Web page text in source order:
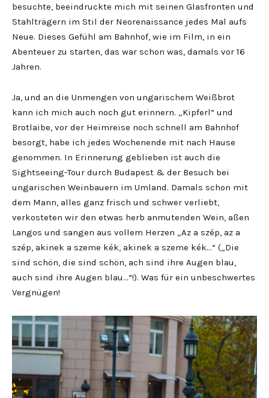
besuchte, beeindruckte mich mit seinen Glasfronten und
Stahlträgern im Stil der Neorenaissance jedes Mal aufs
Neue. Dieses Gefühl am Bahnhof, wie im Film, in ein
Abenteuer zu starten, das war schon was, damals vor 16
Jahren.
Ja, und an die Unmengen von ungarischem Weißbrot
kann ich mich auch noch gut erinnern. „Kipferl“ und
Brotlaibe, vor der Heimreise noch schnell am Bahnhof
besorgt, habe ich jedes Wochenende mit nach Hause
genommen. In Erinnerung geblieben ist auch die
Sightseeing-Tour durch Budapest & der Besuch bei
ungarischen Weinbauern im Umland. Damals schon mit
dem Mann, alles ganz frisch und schwer verliebt,
verkosteten wir den etwas herb anmutenden Wein, aßen
Langos und sangen aus vollem Herzen „Az a szép, az a
szép, akinek a szeme kék, akinek a szeme kék…“ („Die
sind schön, die sind schön, ach sind ihre Augen blau,
auch sind ihre Augen blau…“!). Was für ein unbeschwertes
Vergnügen!